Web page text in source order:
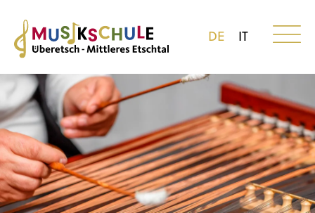
DE IT